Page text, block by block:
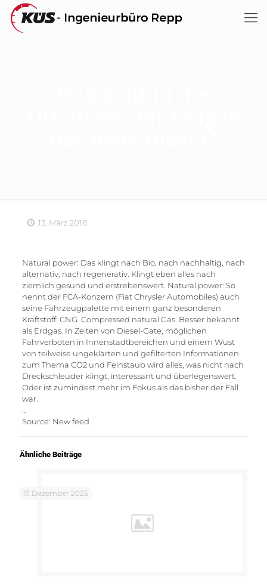
13. März 2018
Natural power: Das klingt nach Bio, nach nachhaltig, nach
alternativ, nach regenerativ. Klingt eben alles nach
ziemlich gesund und erstrebenswert. Natural power: So
nennt der FCA-Konzern (Fiat Chrysler Automobiles) auch
seine Fahrzeugpalette mit einem ganz besonderen
Kraftstoff: CNG. Compressed natural Gas. Besser bekannt
als Erdgas. In Zeiten von Diesel-Gate, möglichen
Fahrverboten in Innenstadtbereichen und einem Wust
von teilweise ungeklärten und gefilterten Informationen
zum Thema CO2 und Feinstaub wird alles, was nicht nach
Dreckschleuder klingt, interessant und überlegenswert.
Oder ist zumindest mehr im Fokus als das bisher der Fall
war.
Source: New feed
Ähnliche Beiträge
17. Dezember 2025